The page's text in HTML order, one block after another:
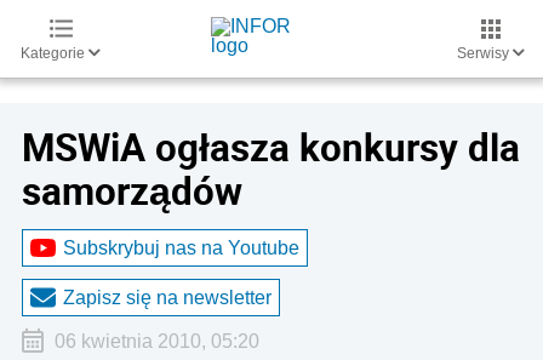
Kategorie Serwisy
MSWiA ogłasza konkursy dla
samorządów
Subskrybuj nas na Youtube
Zapisz się na newsletter
06 kwietnia 2010, 05:20